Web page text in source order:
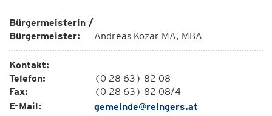
Bürgermeisterin /
Bürgermeister:
Andreas Kozar MA, MBA
Kontakt:
Telefon:
(0 28 63) 82 08
Fax:
(0 28 63) 82 08/4
E-Mail:
gemeinde@reingers.at